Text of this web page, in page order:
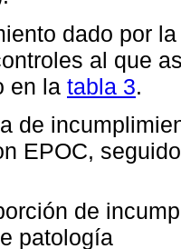
dado por
al que
en la tabla 3.
de
EPOC,
de
patología